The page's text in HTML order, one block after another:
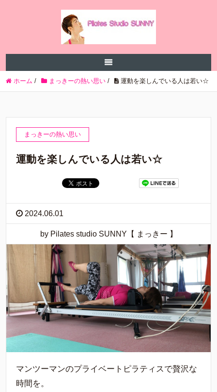
ホーム / まっきーの熱い思い / 運動を楽しんでいる人は若い☆
まっきーの熱い思い
運動を楽しんでいる人は若い☆
2024.06.01
by Pilates studio SUNNY【 まっきー 】
マンツーマンのプライベートピラティスで贅沢な
時間を。